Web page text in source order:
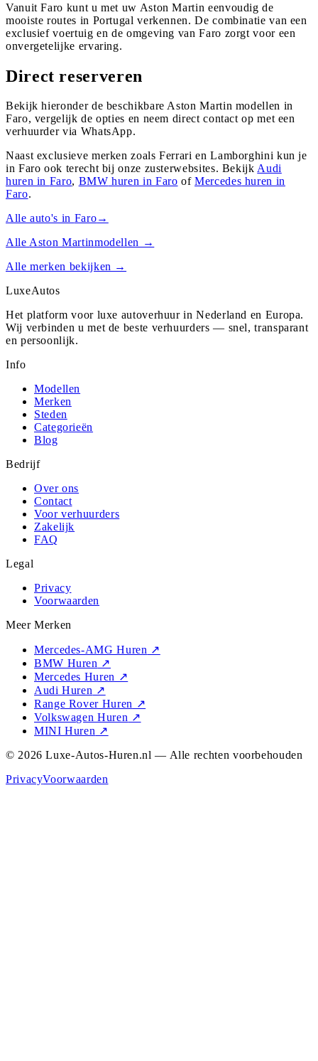
Vanuit Faro kunt u met uw Aston Martin eenvoudig de
mooiste routes in Portugal verkennen. De combinatie van een
exclusief voertuig en de omgeving van Faro zorgt voor een
onvergetelijke ervaring.
Direct reserveren
Bekijk hieronder de beschikbare Aston Martin modellen in
Faro, vergelijk de opties en neem direct contact op met een
verhuurder via WhatsApp.
Naast exclusieve merken zoals Ferrari en Lamborghini kun je
in Faro ook terecht bij onze zusterwebsites. Bekijk Audi
huren in Faro, BMW huren in Faro ofMercedes huren in
Faro.
Alle auto's in Faro→
AlleAston Martinmodellen →
Alle merken bekijken →
LuxeAutos
Het platform voor luxe autoverhuur in Nederland en Europa.
Wij verbinden u met de beste verhuurders — snel, transparant
en persoonlijk.
Info
Modellen
Merken
Steden
Categorieën
Blog
Bedrijf
Over ons
Contact
Voor verhuurders
Zakelijk
FAQ
Legal
Privacy
Voorwaarden
Meer Merken
Mercedes-AMG Huren ↗
BMW Huren ↗
Mercedes Huren ↗
Audi Huren ↗
Range Rover Huren ↗
Volkswagen Huren ↗
MINI Huren ↗
© 2026 Luxe-Autos-Huren.nl — Alle rechten voorbehouden
PrivacyVoorwaarden